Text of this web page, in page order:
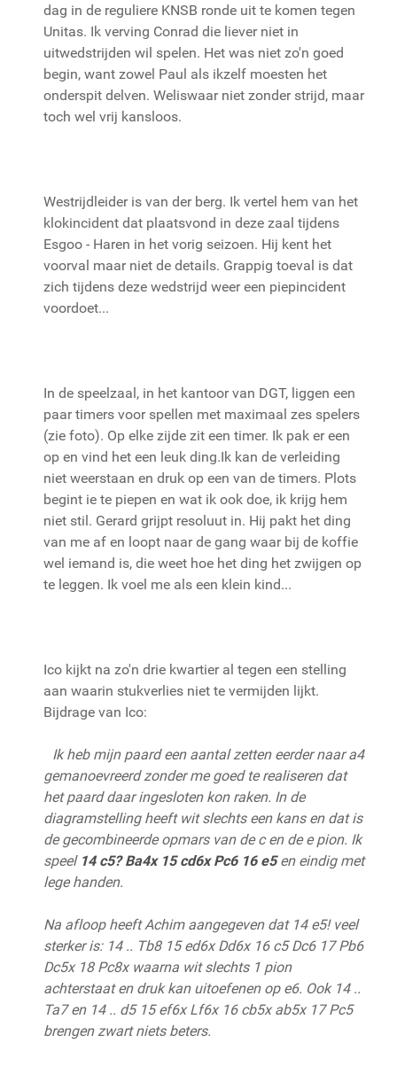
dag in de reguliere KNSB ronde uit te komen tegen
Unitas. Ik verving Conrad die liever niet in
uitwedstrijden wil spelen. Het was niet zo'n goed
begin, want zowel Paul als ikzelf moesten het
onderspit delven. Weliswaar niet zonder strijd, maar
toch wel vrij kansloos.
Westrijdleider is van der berg. Ik vertel hem van het
klokincident dat plaatsvond in deze zaal tijdens
Esgoo - Haren in het vorig seizoen. Hij kent het
voorval maar niet de details. Grappig toeval is dat
zich tijdens deze wedstrijd weer een piepincident
voordoet...
In de speelzaal, in het kantoor van DGT, liggen een
paar timers voor spellen met maximaal zes spelers
(zie foto). Op elke zijde zit een timer. Ik pak er een
op en vind het een leuk ding.Ik kan de verleiding
niet weerstaan en druk op een van de timers. Plots
begint ie te piepen en wat ik ook doe, ik krijg hem
niet stil. Gerard grijpt resoluut in. Hij pakt het ding
van me af en loopt naar de gang waar bij de koffie
wel iemand is, die weet hoe het ding het zwijgen op
te leggen. Ik voel me als een klein kind...
Ico kijkt na zo'n drie kwartier al tegen een stelling
aan waarin stukverlies niet te vermijden lijkt.
Bijdrage van Ico:
Ik heb mijn paard een aantal zetten eerder naar a4
gemanoevreerd zonder me goed te realiseren dat
het paard daar ingesloten kon raken. In de
diagramstelling heeft wit slechts een kans en dat is
de gecombineerde opmars van de c en de e pion. Ik
speel 14 c5? Ba4x 15 cd6x Pc6 16 e5en eindig met
lege handen.
Na afloop heeft Achim aangegeven dat 14 e5! veel
sterker is: 14 .. Tb8 15 ed6x Dd6x 16 c5 Dc6 17 Pb6
Dc5x 18 Pc8x waarna wit slechts 1 pion
achterstaat en druk kan uitoefenen op e6. Ook 14 ..
Ta7 en 14 .. d5 15 ef6x Lf6x 16 cb5x ab5x 17 Pc5
brengen zwart niets beters.